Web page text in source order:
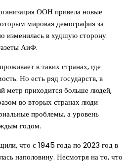
ООН привела новые
мировая демография за
изменилась в худшую сторону.
АиФ.
в таких странах, где
Но есть ряд государств, в
метр приходится больше людей,
во вторых странах люди
проблемы, а уровень
годом.
что с 1945 года по 2023 год в
наполовину. Несмотря на то, что